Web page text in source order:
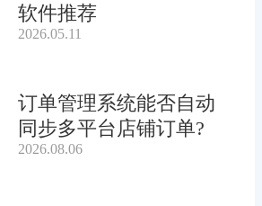
软件推荐
2026.05.11
订单管理系统能否自动
同步多平台店铺订单?
2026.08.06